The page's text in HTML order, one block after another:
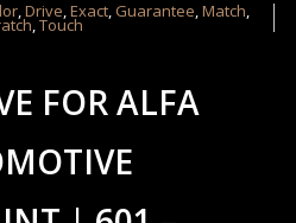
,Drive,Exact, Guarantee,Match,
,Touch
FOR ALFA